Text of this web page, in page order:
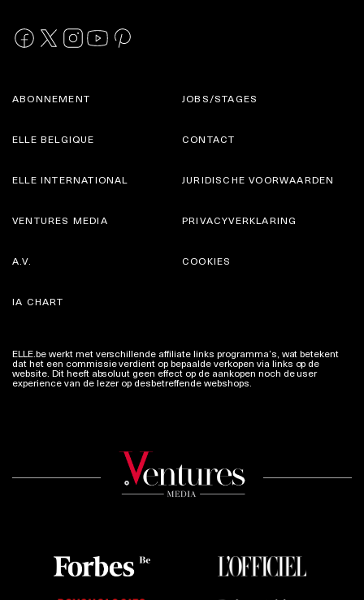
ABONNEMENT
ELLE BELGIQUE
JOBS/STAGES
CONTACT
ELLE INTERNATIONAL
VENTURES MEDIA
JURIDISCHE VOORWAARDEN
PRIVACYVERKLARING
A.V.
IA CHART
COOKIES
ELLE.be werkt met verschillende affiliate links programma’s, wat betekent
dat het een commissie verdient op bepaalde verkopen via links op de
website. Dit heeft absoluut geen effect op de aankopen noch de user
experience van de lezer op desbetreffende webshops.